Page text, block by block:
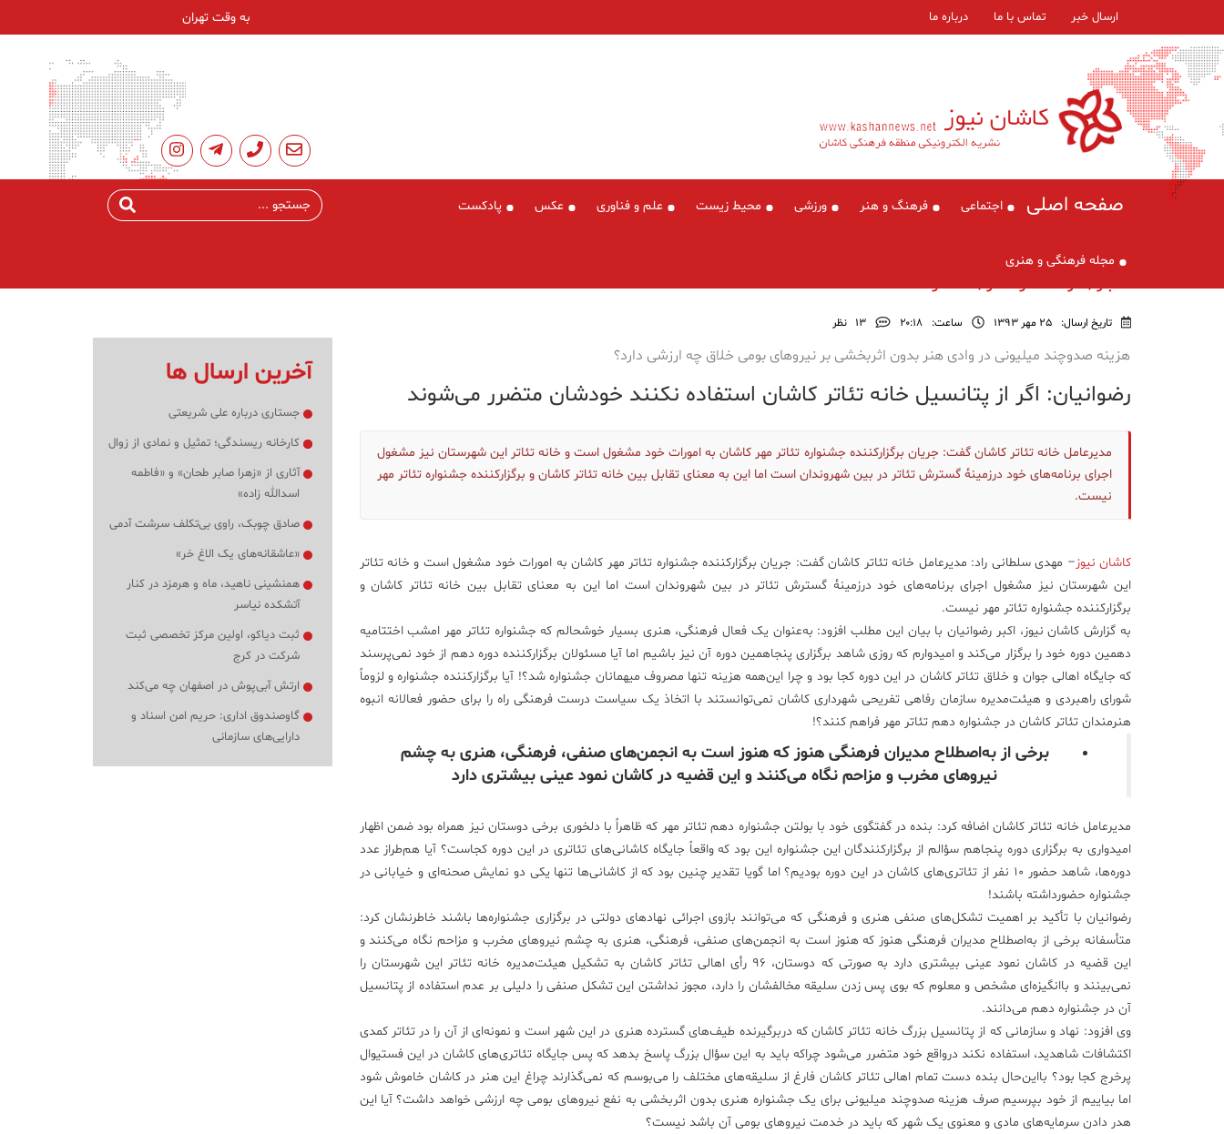
ارسال خبر تماس با ما درباره ما به وقت تهران
صفحه اصلی اجتماعی فرهنگ و هنر ورزشی محیط زیست علم و فناوری عکس پادکست
مجله فرهنگی و هنری
اخبار , فرهنگ و هنر , گفتگو
تاریخ ارسال: 25 مهر 1393 ساعت: ۲۰:۱۸ 13 نظر
هزینه صدوچند میلیونی در وادی هنر بدون اثربخشی بر نیروهای بومی خلاق چه ارزشی دارد؟
رضوانیان: اگر از پتانسیل خانه تئاتر کاشان استفاده نکنند خودشان متضرر می‌شوند
مدیرعامل خانه تئاتر کاشان گفت: جریان برگزارکننده جشنواره تئاتر مهر کاشان به امورات خود مشغول است و خانه تئاتر این شهرستان نیز مشغول
اجرای برنامه‌های خود درزمینهٔ گسترش تئاتر در بین شهروندان است اما این به معنای تقابل بین خانه تئاتر کاشان و برگزارکننده جشنواره تئاتر مهر
نیست.
کاشان نیوز – مهدی سلطانی راد: مدیرعامل خانه تئاتر کاشان گفت: جریان برگزارکننده جشنواره تئاتر مهر کاشان به امورات خود مشغول است و خانه تئاتر
این شهرستان نیز مشغول اجرای برنامه‌های خود درزمینهٔ گسترش تئاتر در بین شهروندان است اما این به معنای تقابل بین خانه تئاتر کاشان و
برگزارکننده جشنواره تئاتر مهر نیست.
به گزارش کاشان نیوز، اکبر رضوانیان با بیان این مطلب افزود: به‌عنوان یک فعال فرهنگی، هنری بسیار خوشحالم که جشنواره تئاتر مهر امشب اختتامیه
دهمین دوره خود را برگزار می‌کند و امیدوارم که روزی شاهد برگزاری پنجاهمین دوره آن نیز باشیم اما آیا مسئولان برگزارکننده دوره دهم از خود نمی‌پرسند
که جایگاه اهالی جوان و خلاق تئاتر کاشان در این دوره کجا بود و چرا این‌همه هزینه تنها مصروف میهمانان جشنواره شد؟! آیا برگزارکننده جشنواره و لزوماً
شورای راهبردی و هیئت‌مدیره سازمان رفاهی تفریحی شهرداری کاشان نمی‌توانستند با اتخاذ یک سیاست درست فرهنگی راه را برای حضور فعالانه انبوه
هنرمندان تئاتر کاشان در جشنواره دهم تئاتر مهر فراهم کنند؟!
برخی از به‌اصطلاح مدیران فرهنگی هنوز که هنوز است به انجمن‌های صنفی، فرهنگی، هنری به چشم
نیروهای مخرب و مزاحم نگاه می‌کنند و این قضیه در کاشان نمود عینی بیشتری دارد
مدیرعامل خانه تئاتر کاشان اضافه کرد: بنده در گفتگوی خود با بولتن جشنواره دهم تئاتر مهر که ظاهراً با دلخوری برخی دوستان نیز همراه بود ضمن اظهار
امیدواری به برگزاری دوره پنجاهم سؤالم از برگزارکنندگان این جشنواره این بود که واقعاً جایگاه کاشانی‌های تئاتری در این دوره کجاست؟ آیا هم‌طراز عدد
دوره‌ها، شاهد حضور 10 نفر از تئاتری‌های کاشان در این دوره بودیم؟ اما گویا تقدیر چنین بود که از کاشانی‌ها تنها یکی دو نمایش صحنه‌ای و خیابانی در
جشنواره حضورداشته باشند!
رضوانیان با تأکید بر اهمیت تشکل‌های صنفی هنری و فرهنگی که می‌توانند بازوی اجرائی نهادهای دولتی در برگزاری جشنواره‌ها باشند خاطرنشان کرد:
متأسفانه برخی از به‌اصطلاح مدیران فرهنگی هنوز که هنوز است به انجمن‌های صنفی، فرهنگی، هنری به چشم نیروهای مخرب و مزاحم نگاه می‌کنند و
این قضیه در کاشان نمود عینی بیشتری دارد به صورتی که دوستان، 96 رأی اهالی تئاتر کاشان به تشکیل هیئت‌مدیره خانه تئاتر این شهرستان را
نمی‌بینند و باانگیزه‌ای مشخص و معلوم که بوی پس زدن سلیقه مخالفشان را دارد، مجوز نداشتن این تشکل صنفی را دلیلی بر عدم استفاده از پتانسیل
آن در جشنواره دهم می‌دانند.
وی افزود: نهاد و سازمانی که از پتانسیل بزرگ خانه تئاتر کاشان که دربرگیرنده طیف‌های گسترده هنری در این شهر است و نمونه‌ای از آن را در تئاتر کمدی
اکتشافات شاهدید، استفاده نکند درواقع خود متضرر می‌شود چراکه باید به این سؤال بزرگ پاسخ بدهد که پس جایگاه تئاتری‌های کاشان در این فستیوال
پرخرج کجا بود؟ بااین‌حال بنده دست تمام اهالی تئاتر کاشان فارغ از سلیقه‌های مختلف را می‌بوسم که نمی‌گذارند چراغ این هنر در کاشان خاموش شود
اما بیاییم از خود بپرسیم صرف هزینه صدوچند میلیونی برای یک جشنواره هنری بدون اثربخشی به نفع نیروهای بومی چه ارزشی خواهد داشت؟ آیا این
هدر دادن سرمایه‌های مادی و معنوی یک شهر که باید در خدمت نیروهای بومی آن باشد نیست؟
آخرین ارسال ها
جستاری درباره علی شریعتی
کارخانه ریسندگی؛ تمثیل و نمادی از زوال
آثاری از «زهرا صابر طحان» و «فاطمه
اسدالله زاده»
صادق چوبک، راوی بی‌تکلف سرشت آدمی
«عاشقانه‌های یک الاغ خر»
همنشینی ناهید، ماه و هرمزد در کنار
آتشکده نیاسر
ثبت دیاکو، اولین مرکز تخصصی ثبت
شرکت در کرج
ارتش آبی‌پوش در اصفهان چه می‌کند
گاوصندوق اداری: حریم امن اسناد و
دارایی‌های سازمانی